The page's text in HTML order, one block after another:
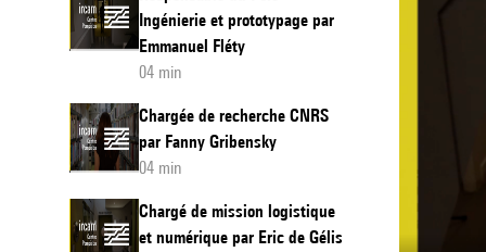
Ingénierie et prototypage par
Emmanuel Fléty
04 min
Chargée de recherche CNRS
par Fanny Gribensky
04 min
Chargé de mission logistique
et numérique par Eric de Gélis